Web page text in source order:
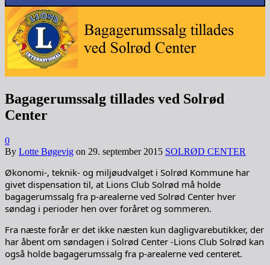
Bagagerumssalg tillades ved Solrød
Center
0
By Lotte Bøgevig on 29. september 2015 SOLRØD CENTER
Økonomi-, teknik- og miljøudvalget i Solrød Kommune har
givet dispensation til, at Lions Club Solrød må holde
bagagerumssalg fra p-arealerne ved Solrød Center hver
søndag i perioder hen over foråret og sommeren.
Fra næste forår er det ikke næsten kun dagligvarebutikker, der
har åbent om søndagen i Solrød Center -Lions Club Solrød kan
også holde bagagerumssalg fra p-arealerne ved centeret.